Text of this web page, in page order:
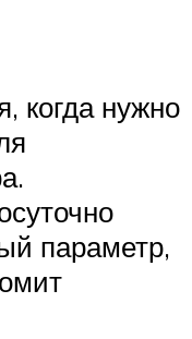
когда нужно
параметр,